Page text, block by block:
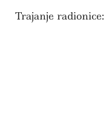
Trajanje